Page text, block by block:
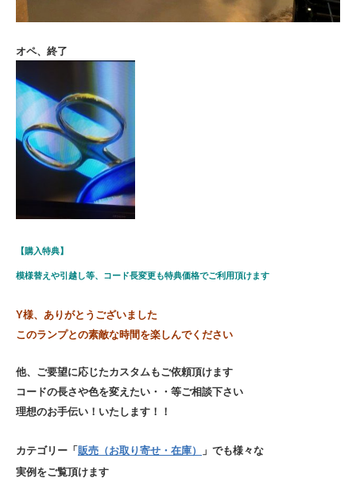
オペ、終了
【購入特典】
模様替えや引越し等、 コード長変更も特典価格でご利用頂けます
Y様、ありがとうございました
このランプとの素敵な時間を楽しんでください
他、ご要望に応じたカスタムもご依頼頂けます
コードの長さや色を変えたい・・等ご相談下さい
理想のお手伝い！いたします！！
カテゴリー「販売（お取り寄せ・在庫）
」でも様々な
実例をご覧頂けます